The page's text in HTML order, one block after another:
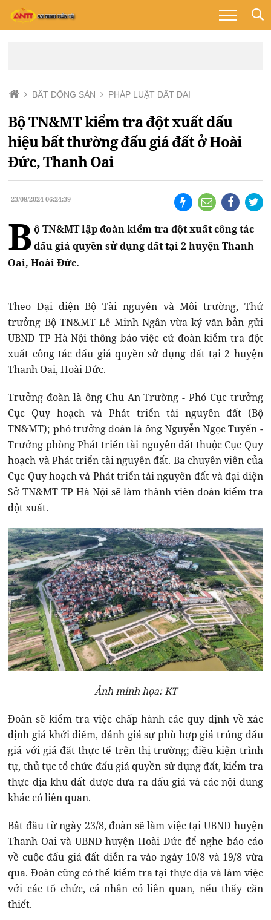
BẤT ĐỘNG SẢN PHÁP LUẬT ĐẤT ĐAI
Bộ TN&MT kiểm tra đột xuất dấu
hiệu bất thường đấu giá đất ở Hoài
Đức, Thanh Oai
23/08/2024 06:24:39
B ộ TN&MT lập đoàn kiểm tra đột xuất công tác
đấu giá quyền sử dụng đất tại 2 huyện Thanh
Oai, Hoài Đức.
Theo Đại diện Bộ Tài nguyên và Môi trường, Thứ
trưởng Bộ TN&MT Lê Minh Ngân vừa ký văn bản gửi
UBND TP Hà Nội thông báo việc cử đoàn kiểm tra đột
xuất công tác đấu giá quyền sử dụng đất tại 2 huyện
Thanh Oai, Hoài Đức.
Trưởng đoàn là ông Chu An Trường - Phó Cục trưởng
Cục Quy hoạch và Phát triển tài nguyên đất (Bộ
TN&MT); phó trưởng đoàn là ông Nguyễn Ngọc Tuyến -
Trưởng phòng Phát triển tài nguyên đất thuộc Cục Quy
hoạch và Phát triển tài nguyên đất. Ba chuyên viên của
Cục Quy hoạch và Phát triển tài nguyên đất và đại diện
Sở TN&MT TP Hà Nội sẽ làm thành viên đoàn kiểm tra
đột xuất.
Ảnh minh họa: KT
Đoàn sẽ kiểm tra việc chấp hành các quy định về xác
định giá khởi điểm, đánh giá sự phù hợp giá trúng đấu
giá với giá đất thực tế trên thị trường; điều kiện trình
tự, thủ tục tổ chức đấu giá quyền sử dụng đất, kiểm tra
thực địa khu đất được đưa ra đấu giá và các nội dung
khác có liên quan.
Bắt đầu từ ngày 23/8, đoàn sẽ làm việc tại UBND huyện
Thanh Oai và UBND huyện Hoài Đức để nghe báo cáo
về cuộc đấu giá đất diễn ra vào ngày 10/8 và 19/8 vừa
qua. Đoàn cũng có thể kiểm tra tại thực địa và làm việc
với các tổ chức, cá nhân có liên quan, nếu thấy cần
thiết.